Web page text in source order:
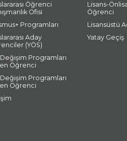
Öğrenci
Ofisi
Programları
Aday
(YÖS)
Programları
Öğrenci
Programları
Öğrenci
Lisans-
Öğrenci
Lisansüstü
Yatay Geçiş